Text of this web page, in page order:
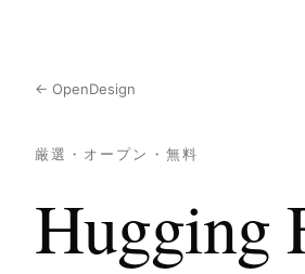
← OpenDesign
厳選・オープン・無料
Hugging